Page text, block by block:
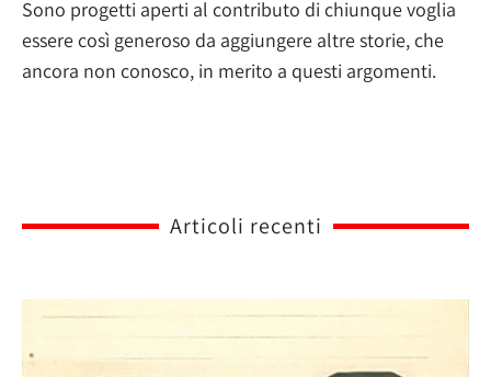
Sono progetti aperti al contributo di chiunque voglia
essere così generoso da aggiungere altre storie, che
ancora non conosco, in merito a questi argomenti.
Articoli recenti